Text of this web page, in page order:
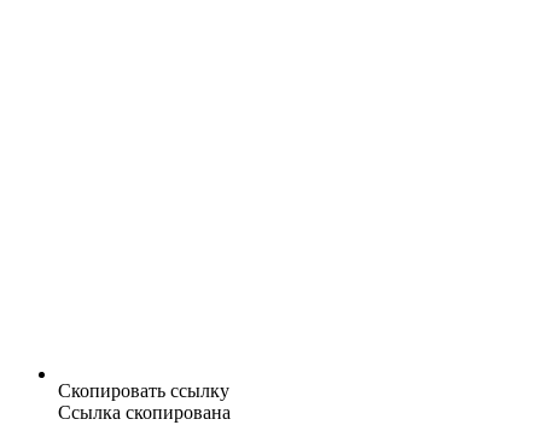
Скопировать ссылку
Ссылка скопирована